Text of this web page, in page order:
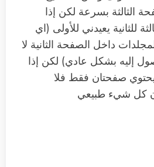
الثالثة بسرعة لكن إذا
للثانية يعيدني للأولى (اي
داخل الصفحة الثانية لا
إليه بشكل عادي) لكن إذا
صفحتان فقط فلا
كل شيء طبيعي